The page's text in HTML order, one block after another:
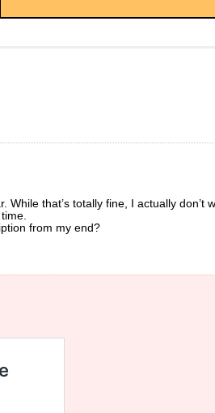
that’s totally fine, I actually don’t
from my end?